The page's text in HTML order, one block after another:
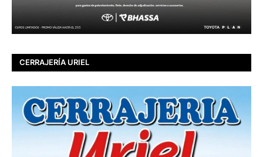
CERRAJERÍA URIEL